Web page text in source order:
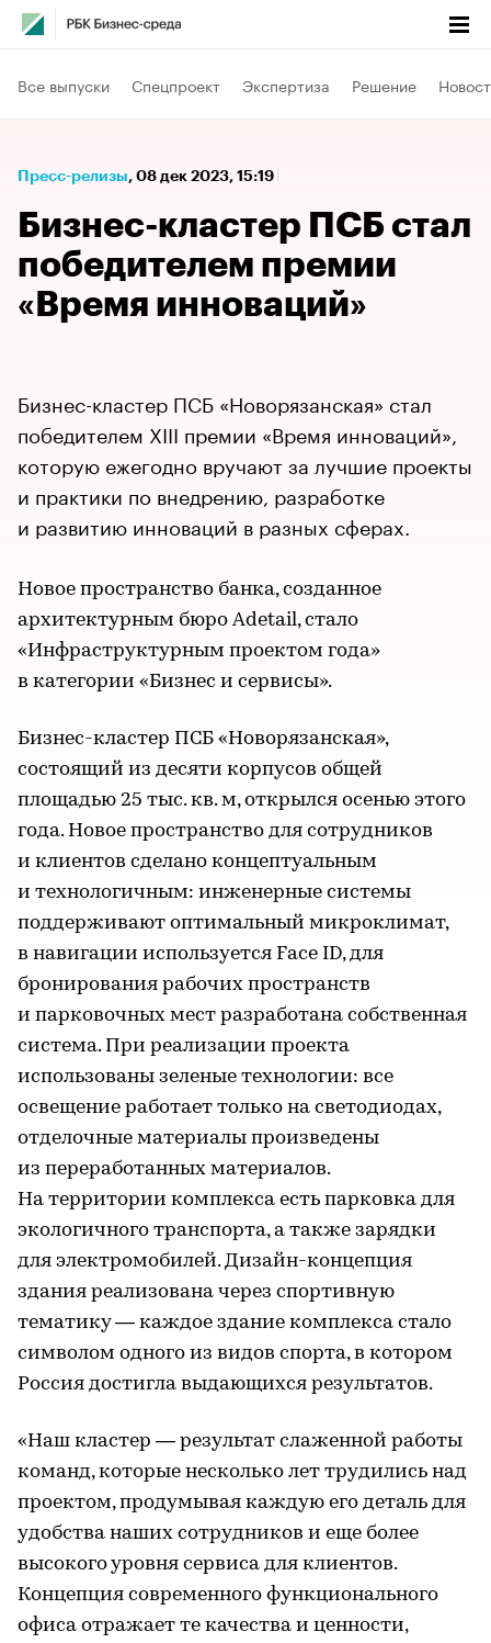
Все выпуски Спецпроект Экспертиза Решение
Пресс-релизы⁠, 08 дек 2023, 15:19
Бизнес-кластер ПСБ стал
победителем премии
«Время инноваций»​
Бизнес-кластер ПСБ «Новорязанская» стал
победителем XIII премии «Время инноваций»,
которую ежегодно вручают за лучшие проекты
и практики по внедрению, разработке
и развитию инноваций в разных сферах.
Новое пространство банка, созданное
архитектурным бюро Adetail, стало
«Инфраструктурным проектом года»
в категории «Бизнес и сервисы».
Бизнес-кластер ПСБ «Новорязанская»,
состоящий из десяти корпусов общей
площадью 25 тыс. кв. м, открылся осенью этого
года. Новое пространство для сотрудников
и клиентов сделано концептуальным
и технологичным: инженерные системы
поддерживают оптимальный микроклимат,
в навигации используется Face ID, для
бронирования рабочих пространств
и парковочных мест разработана собственная
система. При реализации проекта
использованы зеленые технологии: все
освещение работает только на светодиодах,
отделочные материалы произведены
из переработанных материалов.
На территории комплекса есть парковка для
экологичного транспорта, а также зарядки
для электромобилей. Дизайн-концепция
здания реализована через спортивную
тематику — каждое здание комплекса стало
символом одного из видов спорта, в котором
Россия достигла выдающихся результатов.
«Наш кластер — результат слаженной работы
команд, которые несколько лет трудились над
проектом, продумывая каждую его деталь для
удобства наших сотрудников и еще более
высокого уровня сервиса для клиентов.
Концепция современного функционального
офиса отражает те качества и ценности,